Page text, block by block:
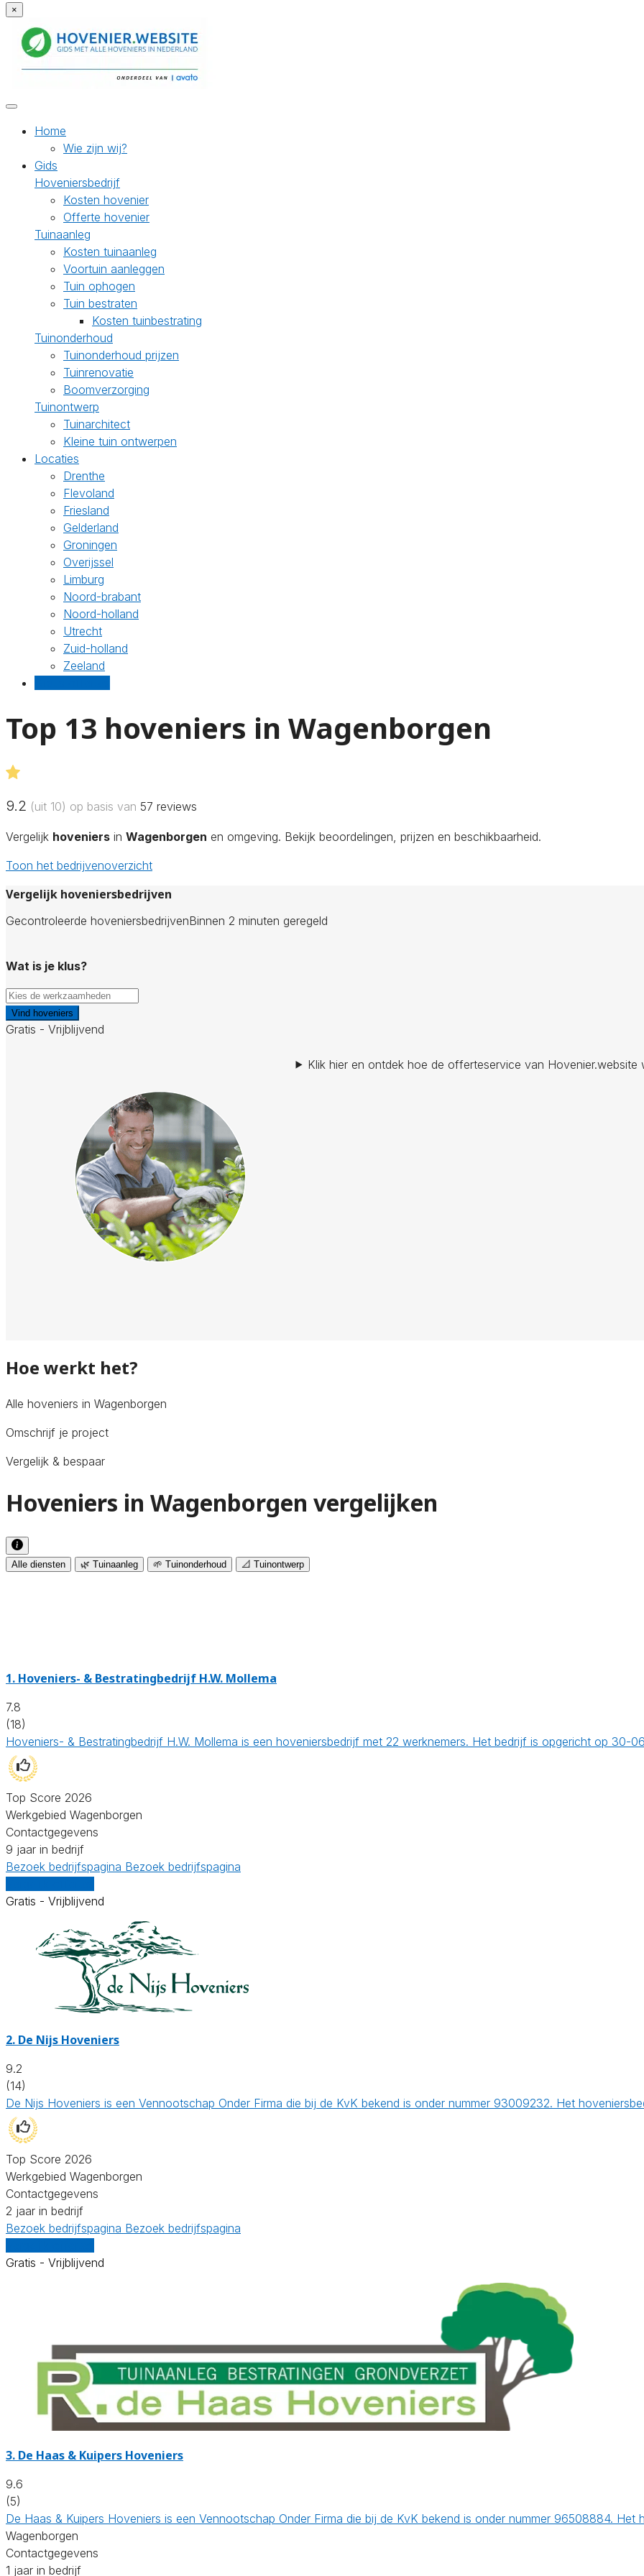
×
Home
Wie zijn wij?
Gids
Hoveniersbedrijf
Kosten hovenier
Offerte hovenier
Tuinaanleg
Kosten tuinaanleg
Voortuin aanleggen
Tuin ophogen
Tuin bestraten
Kosten tuinbestrating
Tuinonderhoud
Tuinonderhoud prijzen
Tuinrenovatie
Boomverzorging
Tuinontwerp
Tuinarchitect
Kleine tuin ontwerpen
Locaties
Drenthe
Flevoland
Friesland
Gelderland
Groningen
Overijssel
Limburg
Noord-brabant
Noord-holland
Utrecht
Zuid-holland
Zeeland
Top 13 hoveniers in Wagenborgen
9.2 (uit 10) op basis van 57 reviews
Vergelijk hoveniers in Wagenborgen en omgeving. Bekijk beoordelingen, prijzen en beschikbaarheid.
Toon het bedrijvenoverzicht
Vergelijk hoveniersbedrijven
Gecontroleerde hoveniersbedrijvenBinnen 2 minuten geregeld
Wat is je klus?
Vind hoveniers
Gratis - Vrijblijvend
Klik hier en ontdek hoe de offerteservice van Hovenier.website
Hoe werkt het?
Alle hoveniers in Wagenborgen
Omschrijf je project
Vergelijk & bespaar
Hoveniers in Wagenborgen vergelijken
Alle diensten 🌿 Tuinaanleg 🌱 Tuinonderhoud 📐 Tuinontwerp
1. Hoveniers- & Bestratingbedrijf H.W. Mollema
7.8
(18)
Hoveniers- & Bestratingbedrijf H.W. Mollema is een hoveniersbedrijf met 22 werknemers. Het bedrijf is opgericht op 30-
Top Score 2026
Werkgebied Wagenborgen
Contactgegevens
9 jaar in bedrijf
Bezoek bedrijfspagina Bezoek bedrijfspagina
Gratis - Vrijblijvend
2. De Nijs Hoveniers
9.2
(14)
De Nijs Hoveniers is een Vennootschap Onder Firma die bij de KvK bekend is onder nummer 93009232. Het
Top Score 2026
Werkgebied Wagenborgen
Contactgegevens
2 jaar in bedrijf
Bezoek bedrijfspagina Bezoek bedrijfspagina
Gratis - Vrijblijvend
3. De Haas & Kuipers Hoveniers
9.6
(5)
De Haas & Kuipers Hoveniers is een Vennootschap Onder Firma die bij de KvK bekend is onder nummer 96508884. Het
Wagenborgen
Contactgegevens
1 jaar in bedrijf